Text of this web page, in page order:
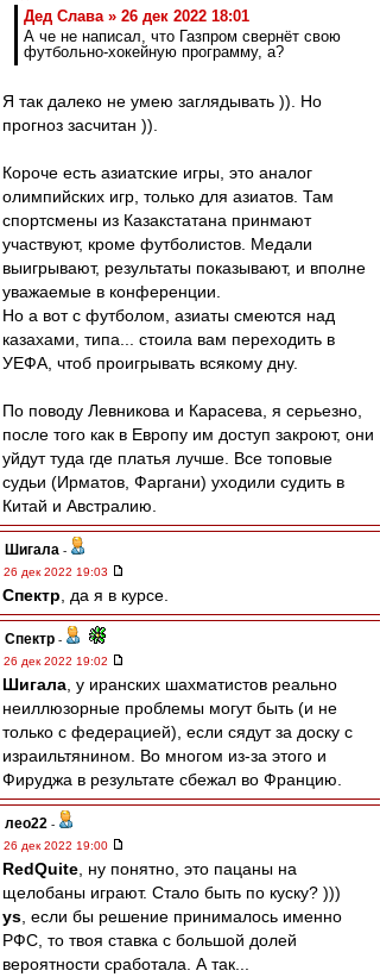
Дед Слава » 26 дек 2022 18:01
А че не написал, что Газпром свернёт свою
футбольно-хокейную программу, а?
Я так далеко не умею заглядывать )). Но
прогноз засчитан )).
Короче есть азиатские игры, это аналог
олимпийских игр, только для азиатов. Там
спортсмены из Казакстатана принмают
участвуют, кроме футболистов. Медали
выигрывают, результаты показывают, и вполне
уважаемые в конференции.
Но а вот с футболом, азиаты смеются над
казахами, типа... стоила вам переходить в
УЕФА, чтоб проигрывать всякому дну.
По поводу Левникова и Карасева, я серьезно,
после того как в Европу им доступ закроют, они
уйдут туда где платья лучше. Все топовые
судьи (Ирматов, Фаргани) уходили судить в
Китай и Австралию.
Шигала -
26 дек 2022 19:03
Спектр , да я в курсе.
Спектр -
26 дек 2022 19:02
Шигала , у иранских шахматистов реально
неиллюзорные проблемы могут быть (и не
только с федерацией), если сядут за доску с
израильтянином. Во многом из-за этого и
Фируджа в результате сбежал во Францию.
лео22 -
26 дек 2022 19:00
RedQuite , ну понятно, это пацаны на
щелобаны играют. Стало быть по куску? )))
ys , если бы решение принималось именно
РФС, то твоя ставка с большой долей
вероятности сработала. А так...